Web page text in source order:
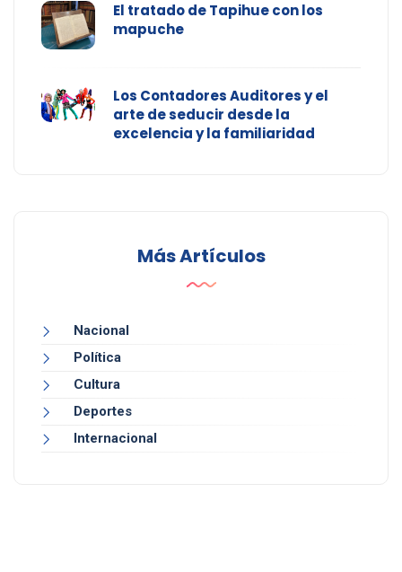
El tratado de Tapihue con los
mapuche
Los Contadores Auditores y el
arte de seducir desde la
excelencia y la familiaridad
Más Artículos
Nacional
Política
Cultura
Deportes
Internacional